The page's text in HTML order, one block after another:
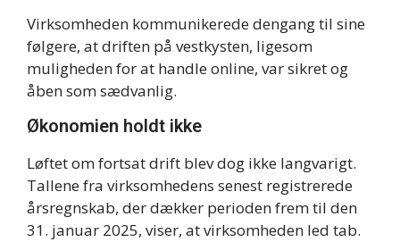
Virksomheden kommunikerede dengang til sine
følgere, at driften på vestkysten, ligesom
muligheden for at handle online, var sikret og
åben som sædvanlig.
Økonomien holdt ikke
Løftet om fortsat drift blev dog ikke langvarigt.
Tallene fra virksomhedens senest registrerede
årsregnskab, der dækker perioden frem til den
31. januar 2025, viser, at virksomheden led tab.